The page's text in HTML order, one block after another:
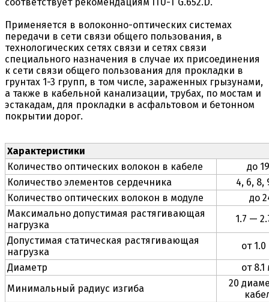
Применяется в волоконно-оптических системах
передачи в сети связи общего пользования, в
технологических сетях связи и сетях связи
специального назначения в случае их присоединения
к сети связи общего пользования для прокладки в
грунтах 1-3 групп, в том числе, зараженных грызунами,
а также в кабельной канализации, трубах, по мостам и
эстакадам, для прокладки в асфальтовом и бетонном
покрытии дорог.
Характеристики
Количество оптических волокон в кабеле
до
Количество элементов сердечника
4, 6, 8,
Количество оптических волокон в модуле
до
Максимально допустимая растягивающая
нагрузка
1.7 —
Допустимая статическая растягивающая
нагрузка
от
Диаметр
от
Минимальный радиус изгиба
20